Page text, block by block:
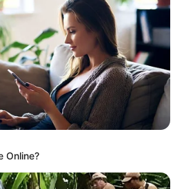
Impressum & Kontakt
Smartphone Startseite
Online?